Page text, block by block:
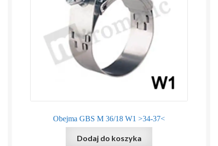
Obejma GBS M 36/18 W1 >34-37<
Dodaj do koszyka